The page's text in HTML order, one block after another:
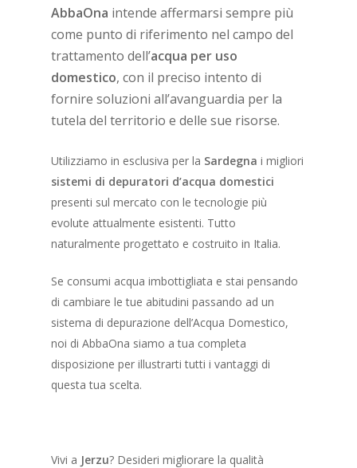
AbbaOna intende affermarsi sempre più
come punto di riferimento nel campo del
trattamento dell’acqua per uso
domestico, con il preciso intento di
fornire soluzioni all’avanguardia per la
tutela del territorio e delle sue risorse.
Utilizziamo in esclusiva per la Sardegna i migliori
sistemi di depuratori d’acqua domestici
presenti sul mercato con le tecnologie più
evolute attualmente esistenti. Tutto
naturalmente progettato e costruito in Italia.
Se consumi acqua imbottigliata e stai pensando
di cambiare le tue abitudini passando ad un
sistema di depurazione dell’Acqua Domestico,
noi di AbbaOna siamo a tua completa
disposizione per illustrarti tutti i vantaggi di
questa tua scelta.
Vivi a Jerzu? Desideri migliorare la qualità